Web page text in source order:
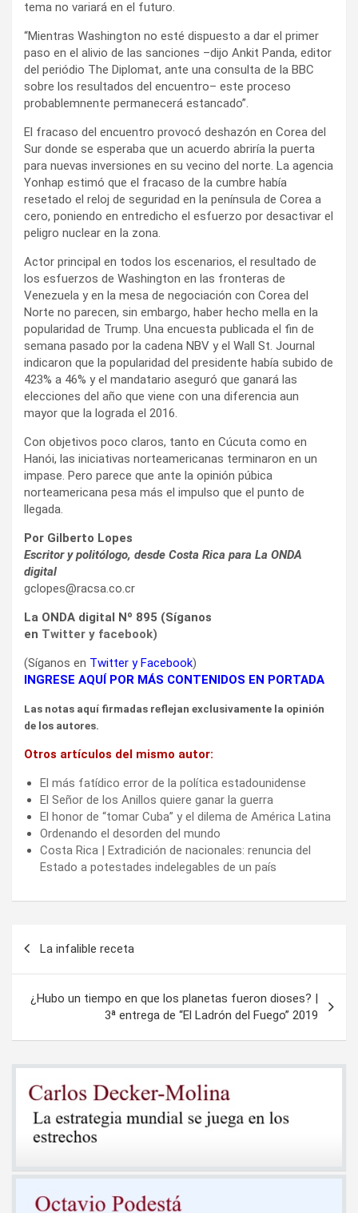
tema no variará en el futuro.
“Mientras Washington no esté dispuesto a dar el primer
paso en el alivio de las sanciones –dijo Ankit Panda, editor
del periódio The Diplomat, ante una consulta de la BBC
sobre los resultados del encuentro– este proceso
probablemnente permanecerá estancado”.
El fracaso del encuentro provocó deshazón en Corea del
Sur donde se esperaba que un acuerdo abriría la puerta
para nuevas inversiones en su vecino del norte. La agencia
Yonhap estimó que el fracaso de la cumbre había
resetado el reloj de seguridad en la península de Corea a
cero, poniendo en entredicho el esfuerzo por desactivar el
peligro nuclear en la zona.
Actor principal en todos los escenarios, el resultado de
los esfuerzos de Washington en las fronteras de
Venezuela y en la mesa de negociación con Corea del
Norte no parecen, sin embargo, haber hecho mella en la
popularidad de Trump. Una encuesta publicada el fin de
semana pasado por la cadena NBV y el Wall St. Journal
indicaron que la popularidad del presidente había subido de
423% a 46% y el mandatario aseguró que ganará las
elecciones del año que viene con una diferencia aun
mayor que la lograda el 2016.
Con objetivos poco claros, tanto en Cúcuta como en
Hanói, las iniciativas norteamericanas terminaron en un
impase. Pero parece que ante la opinión púbica
norteamericana pesa más el impulso que el punto de
llegada.
Por Gilberto Lopes
Escritor y politólogo, desde Costa Rica para La ONDA
digital
gclopes@racsa.co.cr
La ONDA digital Nº 895 (Síganos
en Twitter y facebook)
(Síganos en Twitter yFacebook)
INGRESE AQUÍ POR MÁS CONTENIDOS EN PORTADA
Las notas aquí firmadas reflejan exclusivamente la opinión
de los autores.
Otros artículos del mismo autor:
El más fatídico error de la política estadounidense
El Señor de los Anillos quiere ganar la guerra
El honor de “tomar Cuba” y el dilema de América Latina
Ordenando el desorden del mundo
Costa Rica | Extradición de nacionales: renuncia del
Estado a potestades indelegables de un país
entradas
La infalible receta
¿Hubo un tiempo en que los planetas fueron dioses? |
3ª entrega de “El Ladrón del Fuego” 2019